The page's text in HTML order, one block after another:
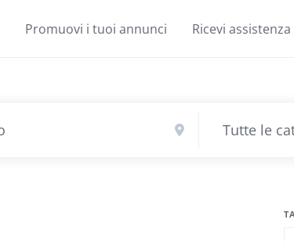
Promuovi i tuoi annunci Ricevi assistenza